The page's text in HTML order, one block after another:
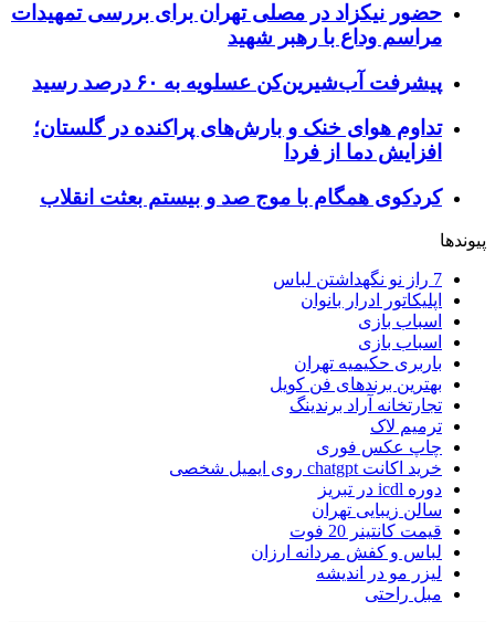
حضور نیکزاد در مصلی تهران برای بررسی تمهیدات
مراسم وداع با رهبر شهید
پیشرفت آب‌شیرین‌کن عسلویه به ۶۰ درصد رسید
تداوم هوای خنک و بارش‌های پراکنده در گلستان؛
افزایش دما از فردا
کردکوی همگام با موج صد و بیستم بعثت انقلاب
پیوندها
7 راز نو نگهداشتن لباس
اپلیکاتور ادرار بانوان
اسباب بازی
اسباب بازی
باربری حکیمیه تهران
بهترین برندهای فن کویل
تجارتخانه آراد برندینگ
ترمیم لاک
چاپ عکس فوری
خرید اکانت chatgpt روی ایمیل شخصی
دوره icdl در تبریز
سالن زیبایی تهران
قیمت کانتینر 20 فوت
لباس و کفش مردانه ارزان
لیزر مو در اندیشه
مبل راحتی